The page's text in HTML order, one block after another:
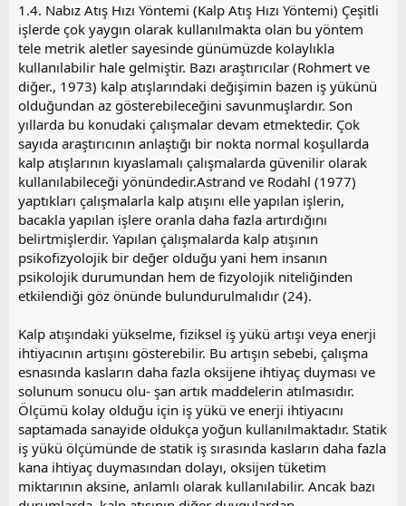
1.4. Nabız Atış Hızı Yöntemi (Kalp Atış Hızı Yöntemi) Çeşitli
işlerde çok yaygın olarak kullanılmakta olan bu yöntem
tele metrik aletler sayesinde günümüzde kolaylıkla
kullanılabilir hale gelmiştir. Bazı araştırıcılar (Rohmert ve
diğer., 1973) kalp atışlarındaki değişimin bazen iş yükünü
olduğundan az gösterebileceğini savunmuşlardır. Son
yıllarda bu konudaki çalışmalar devam etmektedir. Çok
sayıda araştırıcının anlaştığı bir nokta normal koşullarda
kalp atışlarının kıyaslamalı çalışmalarda güvenilir olarak
kullanılabileceği yönündedir.Astrand ve Rodahl (1977)
yaptıkları çalışmalarla kalp atışını elle yapılan işlerin,
bacakla yapılan işlere oranla daha fazla artırdığını
belirtmişlerdir. Yapılan çalışmalarda kalp atışının
psikofizyolojik bir değer olduğu yani hem insanın
psikolojik durumundan hem de fizyolojik niteliğinden
etkilendiği göz önünde bulundurulmalıdır (24).
Kalp atışındaki yükselme, fiziksel iş yükü artışı veya enerji
ihtiyacının artışını gösterebilir. Bu artışın sebebi, çalışma
esnasında kasların daha fazla oksijene ihtiyaç duyması ve
solunum sonucu olu- şan artık maddelerin atılmasıdır.
Ölçümü kolay olduğu için iş yükü ve enerji ihtiyacını
saptamada sanayide oldukça yoğun kullanılmaktadır. Statik
iş yükü ölçümünde de statik iş sırasında kasların daha fazla
kana ihtiyaç duymasından dolayı, oksijen tüketim
miktarının aksine, anlamlı olarak kullanılabilir. Ancak bazı